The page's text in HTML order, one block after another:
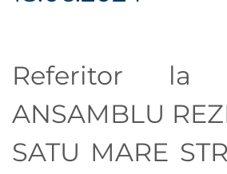
Referitor
ANSAMBLU
SATU MARE